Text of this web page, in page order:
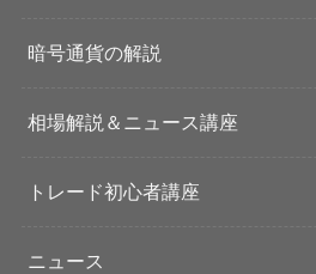
暗号通貨の解説
相場解説＆ニュース講座
トレード初心者講座
ニュース